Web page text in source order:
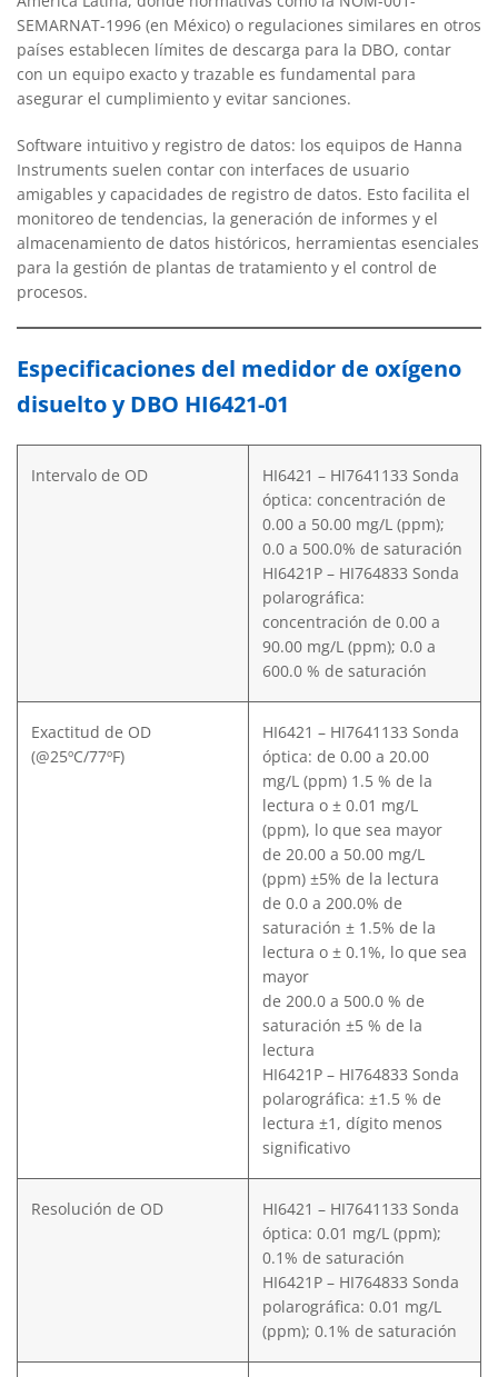
SEMARNAT-1996 (en México) o regulaciones similares en otros
países establecen límites de descarga para la DBO, contar
con un equipo exacto y trazable es fundamental para
asegurar el cumplimiento y evitar sanciones.
Software intuitivo y registro de datos: los equipos de Hanna
Instruments suelen contar con interfaces de usuario
amigables y capacidades de registro de datos. Esto facilita el
monitoreo de tendencias, la generación de informes y el
almacenamiento de datos históricos, herramientas esenciales
para la gestión de plantas de tratamiento y el control de
procesos.
Especificaciones del medidor de oxígeno
disuelto y DBO HI6421-01
Intervalo de OD
HI6421 – HI7641133 Sonda
óptica: concentración de
0.00 a 50.00 mg/L (ppm);
0.0 a 500.0% de saturación
HI6421P – HI764833 Sonda
polarográfica:
concentración de 0.00 a
90.00 mg/L (ppm); 0.0 a
600.0 % de saturación
Exactitud de OD
(@25ºC/77ºF)
HI6421 – HI7641133 Sonda
óptica: de 0.00 a 20.00
mg/L (ppm) 1.5 % de la
lectura o ± 0.01 mg/L
(ppm), lo que sea mayor
de 20.00 a 50.00 mg/L
(ppm) ±5% de la lectura
de 0.0 a 200.0% de
saturación ± 1.5% de la
lectura o ± 0.1%, lo que sea
mayor
de 200.0 a 500.0 % de
saturación ±5 % de la
lectura
HI6421P – HI764833 Sonda
polarográfica: ±1.5 % de
lectura ±1, dígito menos
significativo
Resolución de OD
HI6421 – HI7641133 Sonda
óptica: 0.01 mg/L (ppm);
0.1% de saturación
HI6421P – HI764833 Sonda
polarográfica: 0.01 mg/L
(ppm); 0.1% de saturación